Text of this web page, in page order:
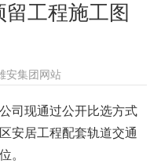
工程施工图
安集团网站
现通过公开比选方式
安居工程配套轨道交通
。